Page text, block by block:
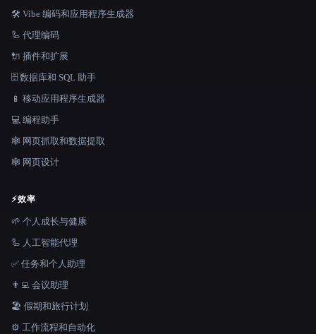
🛠️ Vibe 编码和应用程序生成器
🦾 代理编码
🔌 插件和扩展
🗄️ 数据库和 SQL 助手
📱 移动应用程序生成器
💻 编程助手
🕸️ 网页抓取和数据提取
🕸 网页设计
⚡效率
🌱 个人成长与健康
🦾 人工智能代理
✅ 任务和个人助理
👨‍💻 会议助理
🏖 假期和旅行计划
⚙️ 工作流程和自动化